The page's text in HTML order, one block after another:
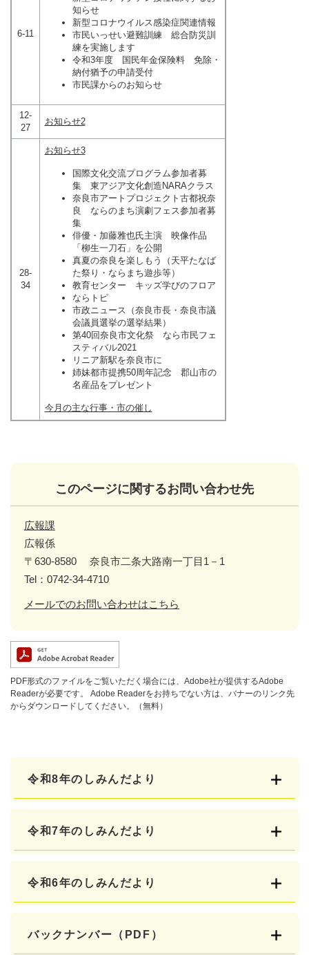
6-11
知らせ
新型コロナウイルス感染症関連情報
市民いっせい避難訓練 総合防災訓
練を実施します
令和3年度 国民年金保険料 免除・
納付猶予の申請受付
市民課からのお知らせ
12-
27
お知らせ2
28-
34
お知らせ3
国際文化交流プログラム参加者募
集 東アジア文化創造NARAクラス
奈良市アートプロジェクト古都祝奈
良 ならのまち演劇フェス参加者募
集
俳優・加藤雅也氏主演 映像作品
「柳生一刀石」を公開
真夏の奈良を楽しもう（天平たなば
た祭り・ならまち遊歩等）
教育センター キッズ学びのフロア
ならトピ
市政ニュース（奈良市長・奈良市議
会議員選挙の選挙結果）
第40回奈良市文化祭 なら市民フェ
スティバル2021
リニア新駅を奈良市に
姉妹都市提携50周年記念 郡山市の
名産品をプレゼント
今月の主な行事・市の催し
このページに関するお問い合わせ先
広報課
広報係
〒630-8580
奈良市二条大路南一丁目1－1
Tel：0742-34-4710
メールでのお問い合わせはこちら
PDF形式のファイルをご覧いただく場合には、Adobe社が提供するAdobe
Readerが必要です。
Adobe Readerをお持ちでない方は、バナーのリンク先
からダウンロードしてください。（無料）
令和8年のしみんだより
令和7年のしみんだより
令和6年のしみんだより
バックナンバー（PDF）